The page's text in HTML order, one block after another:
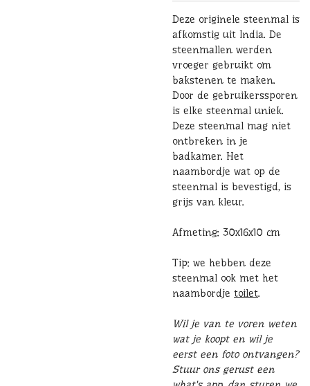
Deze originele steenmal is
afkomstig uit India. De
steenmallen werden
vroeger gebruikt om
bakstenen te maken.
Door de gebruikerssporen
is elke steenmal uniek.
Deze steenmal mag niet
ontbreken in je
badkamer. Het
naambordje wat op de
steenmal is bevestigd, is
grijs van kleur.
Afmeting: 30x16x10 cm
Tip: we hebben deze
steenmal ook met het
naambordje toilet.
Wil je van te voren weten
wat je koopt en wil je
eerst een foto ontvangen?
Stuur ons gerust een